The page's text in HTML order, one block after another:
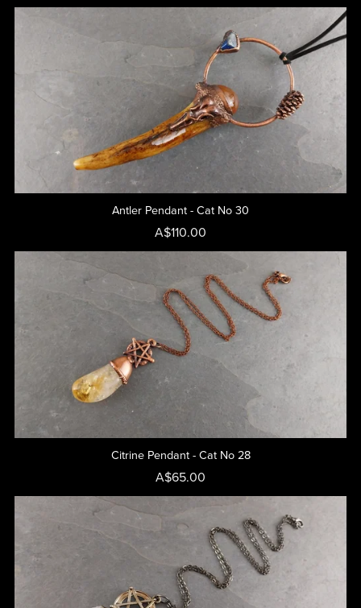
Antler Pendant - Cat No 30
A$110.00
Citrine Pendant - Cat No 28
A$65.00